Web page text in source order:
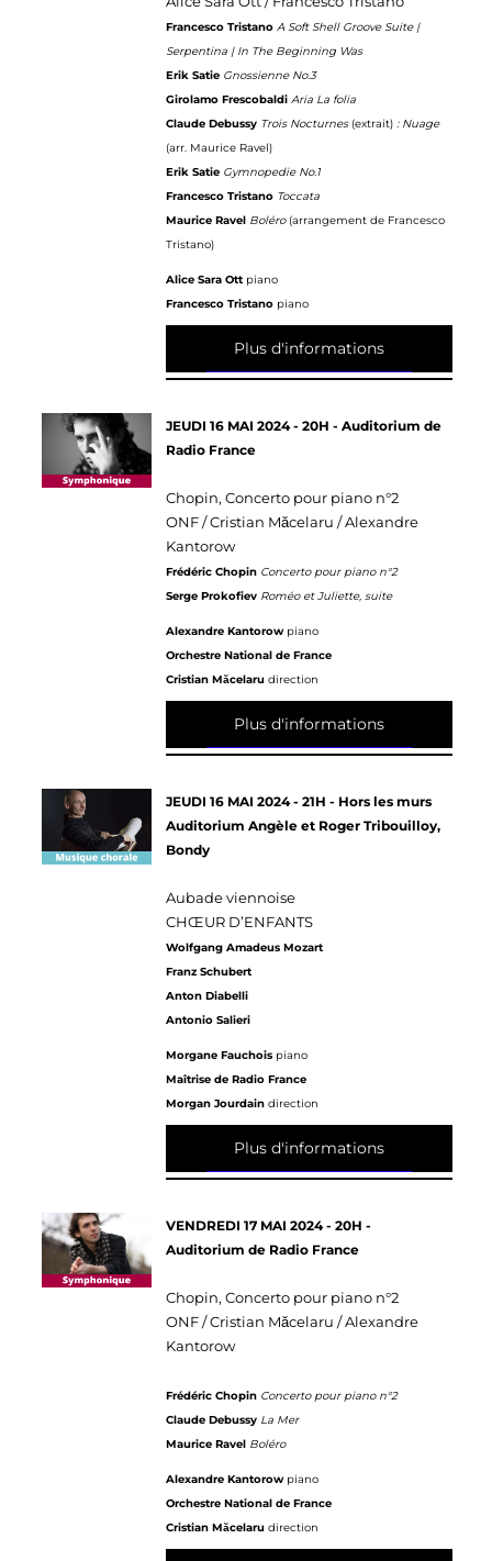
Francesco TristanoA Soft Shell Groove Suite |
Serpentina | In The Beginning Was
Erik Satie Gnossienne No.3
Girolamo FrescobaldiAria La folia
Claude Debussy Trois Nocturnes (extrait) : Nuage
(arr. Maurice Ravel)
Erik Satie Gymnopedie No.1
Francesco Tristano Toccata
Maurice Ravel Boléro (arrangement de Francesco
Tristano)
Alice Sara Ott piano
Francesco Tristano piano
Plus d'informations
JEUDI 16 MAI 2024 - 20H - Auditorium de
Radio France
Chopin, Concerto pour piano n°2
ONF / Cristian Măcelaru / Alexandre
Kantorow
Frédéric Chopin Concerto pour piano n°2
Serge Prokofiev Roméo et Juliette, suite
Alexandre Kantorow piano
Orchestre National de France
Cristian Măcelarudirection
Plus d'informations
JEUDI 16 MAI 2024 - 21H - Hors les murs
Auditorium Angèle et Roger Tribouilloy,
Bondy
Aubade viennoise
CHŒUR D’ENFANTS
Wolfgang Amadeus Mozart
Franz Schubert
Anton Diabelli
Antonio Salieri
Morgane Fauchois piano
Maîtrise de Radio France
Morgan Jourdaindirection
Plus d'informations
VENDREDI 17 MAI 2024 - 20H -
Auditorium de Radio France
Chopin, Concerto pour piano n°2
ONF / Cristian Măcelaru / Alexandre
Kantorow
Frédéric Chopin Concerto pour piano n°2
Claude Debussy La Mer
Maurice Ravel Boléro
Alexandre Kantorow piano
Orchestre National de France
Cristian Măcelarudirection